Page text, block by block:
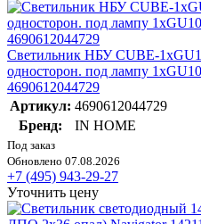
Светильник НБУ CUBE-
односторон. под лампу
4690612044729
Артикул: 4690612044729
Бренд:
IN HOME
Под заказ
Обновлено 07.08.2026
+7 (495) 943-29-27
Уточнить цену